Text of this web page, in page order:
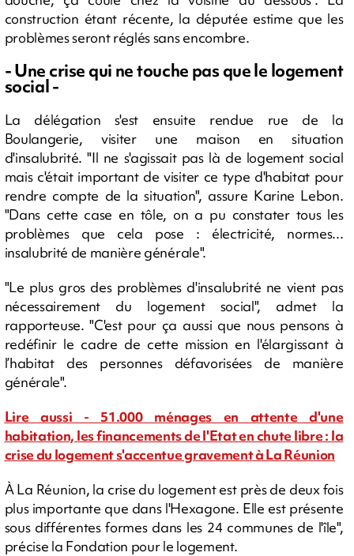
construction étant récente, la députée estime que les
problèmes seront réglés sans encombre.
- Une crise qui ne touche pas que le logement
social -
La délégation s'est ensuite rendue rue de la
Boulangerie, visiter une maison en situation
d'insalubrité. "Il ne s'agissait pas là de logement social
mais c'était important de visiter ce type d'habitat pour
rendre compte de la situation", assure Karine Lebon.
"Dans cette case en tôle, on a pu constater tous les
problèmes que cela pose : électricité, normes...
insalubrité de manière générale".
"Le plus gros des problèmes d'insalubrité ne vient pas
nécessairement du logement social", admet la
rapporteuse. "C'est pour ça aussi que nous pensons à
redéfinir le cadre de cette mission en l'élargissant à
l’habitat des personnes défavorisées de manière
générale".
Lire aussi - 51.000 ménages en attente d'une
habitation, les financements de l'Etat en chute libre : la
crise du logement s'accentue gravement à La Réunion
À La Réunion, la crise du logement est près de deux fois
plus importante que dans l'Hexagone. Elle est présente
sous différentes formes dans les 24 communes de l'île",
précise la Fondation pour le logement.